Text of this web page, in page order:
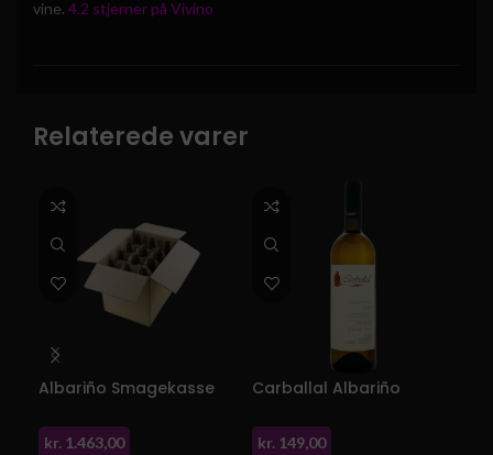
vine. 4.2 stjerner på Vivino
Relaterede varer
Albariño Smagekasse
kr. 1.463,00
Carballal Albariño
kr. 149,00